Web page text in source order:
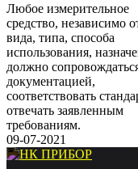
Любое измерительное
средство, независимо
вида, типа, способа
использования,
должно
документацией,
соответствовать
отвечать заявленным
требованиям.
09-07-2021